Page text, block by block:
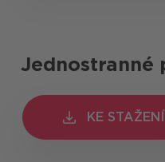
Jednostranné
KE STAŽENÍ
KE STAŽENÍ